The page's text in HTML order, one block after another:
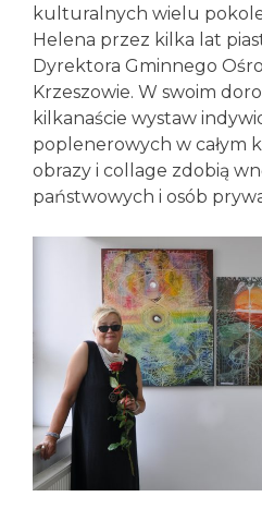
kulturalnych wielu
Helena przez kilka lat
Dyrektora Gminnego
Krzeszowie. W swoim
kilkanaście wystaw
poplenerowych w całym
obrazy i collage zdobią
państwowych i osób